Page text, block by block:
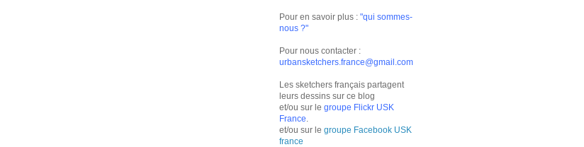
Pour en savoir plus : "qui sommes-
nous ?"
Pour nous contacter :
urbansketchers.france@gmail.com
Les sketchers français partagent
leurs dessins sur ce blog
et/ou sur le groupe Flickr USK
France
et/ou sur le groupe Facebook USK
france